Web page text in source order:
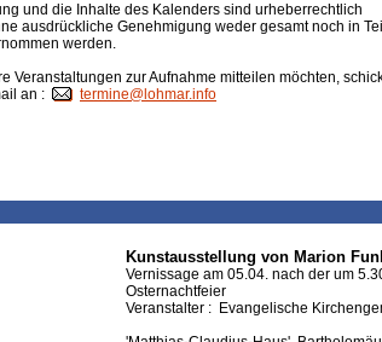
und die Inhalte des Kalenders sind urheberrechtlich
ausdrückliche Genehmigung weder gesamt noch in
werden.
Veranstaltungen zur Aufnahme mitteilen möchten,
an :
termine@lohmar.info
Kunstausstellung von Marion
Vernissage am 05.04. nach der um
Osternachtfeier
Veranstalter : Evangelische